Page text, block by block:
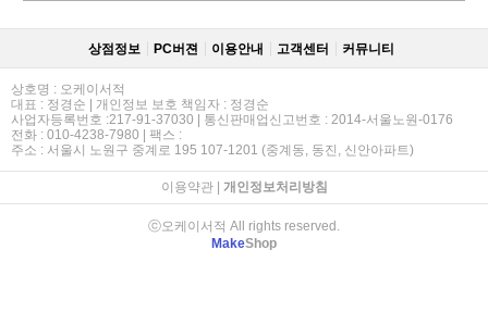
상점정보 PC버젼 이용안내 고객센터 커뮤니티
상호명 : 오케이서적
대표 : 정경순 | 개인정보 보호 책임자 : 정경순
사업자등록번호 :217-91-37030 | 통신판매업신고번호 : 2014-서울노원-0176
전화 : 010-4238-7980 | 팩스 :
주소 : 서울시 노원구 중계로 195 107-1201 (중계동, 동진, 신안아파트)
이용약관| 개인정보처리방침
ⓒ오케이서적 All rights reserved.
MakeShop